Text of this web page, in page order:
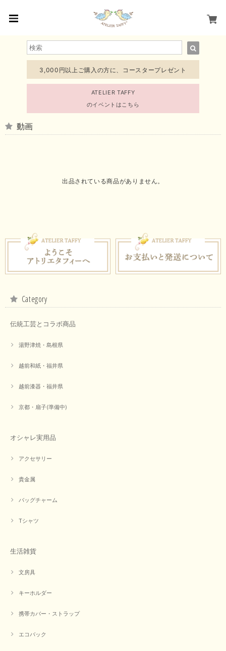
3,000円以上ご購入の方に、コースタープレゼント
ATELIER TAFFY
のイベントはこちら
動画
出品されている商品がありません。
Category
伝統工芸とコラボ商品
湯野津焼・島根県
越前和紙・福井県
越前漆器・福井県
京都・扇子(準備中)
オシャレ実用品
アクセサリー
貴金属
バッグチャーム
Tシャツ
生活雑貨
文房具
キーホルダー
携帯カバー・ストラップ
エコバック